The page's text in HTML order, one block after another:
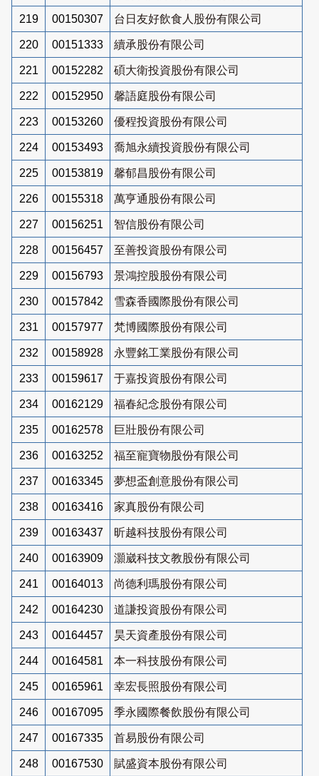
219 00150307 台日友好飲食人股份有限公司
220 00151333 續承股份有限公司
221 00152282 碩大衛投資股份有限公司
222 00152950 馨語庭股份有限公司
223 00153260 優程投資股份有限公司
224 00153493 喬旭永續投資股份有限公司
225 00153819 馨郁昌股份有限公司
226 00155318 萬亨通股份有限公司
227 00156251 智信股份有限公司
228 00156457 至善投資股份有限公司
229 00156793 景鴻控股股份有限公司
230 00157842 雪森香國際股份有限公司
231 00157977 梵博國際股份有限公司
232 00158928 永豐銘工業股份有限公司
233 00159617 于嘉投資股份有限公司
234 00162129 福春紀念股份有限公司
235 00162578 巨壯股份有限公司
236 00163252 福至寵寶物股份有限公司
237 00163345 夢想盃創意股份有限公司
238 00163416 家真股份有限公司
239 00163437 昕越科技股份有限公司
240 00163909 灝崴科技文教股份有限公司
241 00164013 尚德利瑪股份有限公司
242 00164230 道謙投資股份有限公司
243 00164457 昊天資產股份有限公司
244 00164581 本一科技股份有限公司
245 00165961 幸宏長照股份有限公司
246 00167095 季永國際餐飲股份有限公司
247 00167335 首易股份有限公司
248 00167530 賦盛資本股份有限公司